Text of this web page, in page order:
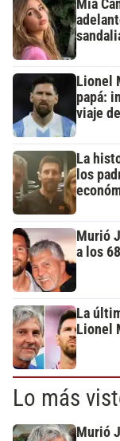
Mía
Lionel
papá:
viaje
La
los
Murió
a los
La
Lionel
Lo más
Murió